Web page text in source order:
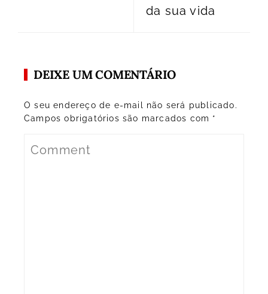
da sua vida
DEIXE UM COMENTÁRIO
O seu endereço de e-mail não será publicado.
Campos obrigatórios são marcados com *